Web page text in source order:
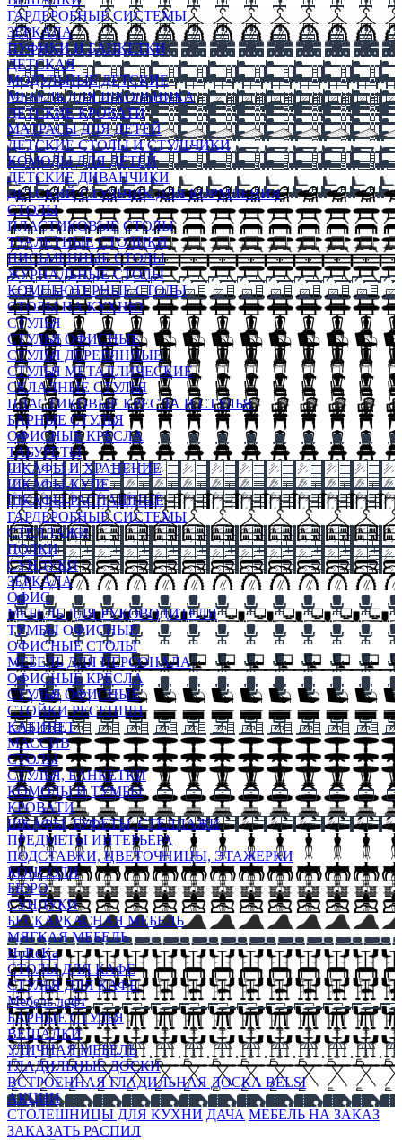
ГАРДЕРОБНЫЕ СИСТЕМЫ
ЗЕРКАЛА
ПУФИКИ И БАНКЕТКИ
ДЕТСКАЯ
МОДУЛЬНЫЕ ДЕТСКИЕ
МЕБЕЛЬ ДЛЯ ШКОЛЬНИКА
ДЕТСКИЕ КРОВАТИ
МАТРАСЫ ДЛЯ ДЕТЕЙ
ДЕТСКИЕ СТОЛЫ И СТУЛЬЧИКИ
КОМОДЫ ДЛЯ ДЕТЕЙ
ДЕТСКИЕ ДИВАНЧИКИ
ДЕТСКИЙ СТУЛЬЧИК ДЛЯ КОРМЛЕНИЯ
СТОЛЫ
ПЛАСТИКОВЫЕ СТОЛЫ
ТУАЛЕТНЫЕ СТОЛИКИ
ПИСЬМЕННЫЕ СТОЛЫ
ЖУРНАЛЬНЫЕ СТОЛЫ
КОМПЬЮТЕРНЫЕ СТОЛЫ
СТОЛЫ НА КУХНЮ
СТУЛЬЯ
СТУЛЬЯ ОФИСНЫЕ
СТУЛЬЯ ДЕРЕВЯННЫЕ
СТУЛЬЯ МЕТАЛЛИЧЕСКИЕ
СКЛАДНЫЕ СТУЛЬЯ
ПЛАСТИКОВЫЕ КРЕСЛА И СТУЛЬЯ
БАРНЫЕ СТУЛЬЯ
ОФИСНЫЕ КРЕСЛА
ТАБУРЕТЫ
ШКАФЫ И ХРАНЕНИЕ
ШКАФЫ-КУПЕ
ШКАФЫ-РАСПАШНЫЕ
ГАРДЕРОБНЫЕ СИСТЕМЫ
СТЕЛЛАЖИ
ПОЛКИ
СУНДУКИ
ЗЕРКАЛА
ОФИС
МЕБЕЛЬ ДЛЯ РУКОВОДИТЕЛЯ
ТУМБЫ ОФИСНЫЕ
ОФИСНЫЕ СТОЛЫ
МЕБЕЛЬ ДЛЯ ПЕРСОНАЛА
ОФИСНЫЕ КРЕСЛА
СТУЛЬЯ ОФИСНЫЕ
СТОЙКИ РЕСЕПШН
КАБИНЕТ
МАССИВ
СТОЛЫ
СТУЛЬЯ, БАНКЕТКИ
КОМОДЫ И ТУМБЫ
КРОВАТИ
ШКАФЫ, БУФЕТЫ, СТЕЛЛАЖИ
ПРЕДМЕТЫ ИНТЕРЬЕРА
ПОДСТАВКИ, ЦВЕТОЧНИЦЫ, ЭТАЖЕРКИ
КОНСОЛИ
БЮРО
СУНДУКИ
БЕСКАРКАСНАЯ МЕБЕЛЬ
МЯГКАЯ МЕБЕЛЬ
HoReKa
СТОЛЫ ДЛЯ КАФЕ
СТУЛЬЯ ДЛЯ КАФЕ
Мебель лофт
БАРНЫЕ СТУЛЬЯ
ВЕШАЛКИ
УЛИЧНАЯ МЕБЕЛЬ
ГЛАДИЛЬНЫЕ ДОСКИ
ВСТРОЕННАЯ ГЛАДИЛЬНАЯ ДОСКА BELSI
АКЦИИ
СТОЛЕШНИЦЫ ДЛЯ КУХНИ ДАЧА МЕБЕЛЬ НА ЗАКАЗ
ЗАКАЗАТЬ РАСПИЛ